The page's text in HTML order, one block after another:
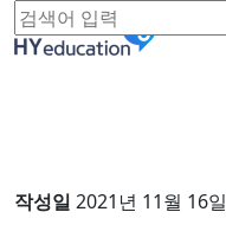
작성일 2021년 11월 16일